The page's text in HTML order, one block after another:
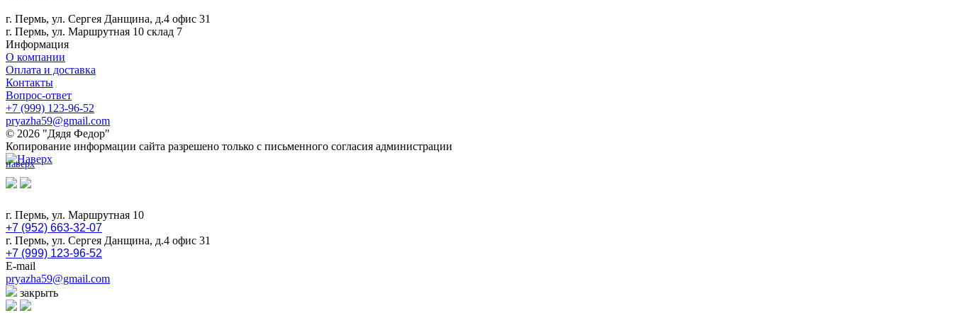
г. Пермь, ул. Сергея Данщина, д.4 офис 31
г. Пермь, ул. Маршрутная 10 склад 7
Информация
О компании
Оплата и доставка
Контакты
Вопрос-ответ
+7 (999) 123-96-52
pryazha59@gmail.com
© 2026 "Дядя Федор"
Копирование информации сайта разрешено только с письменного согласия администрации
наверх
г. Пермь, ул. Маршрутная 10
+7 (952) 663-32-07
г. Пермь, ул. Сергея Данщина, д.4 офис 31
+7 (999) 123-96-52
E-mail
pryazha59@gmail.com
закрыть